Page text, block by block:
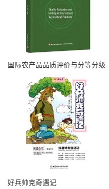
国际农产品品质评价与分等分级
好兵帅克奇遇记